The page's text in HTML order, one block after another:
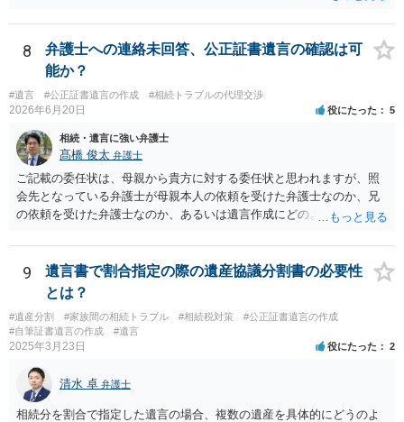
いと思います。
8
弁護士への連絡未回答、公正証書遺言の確認は可
能か？
#遺言 #公正証書遺言の作成 #相続トラブルの代理交渉
2026年6月20日 役にたった 5
相続・遺言に強い弁護士
髙橋 俊太 弁護士
ご記載の委任状は、母親から貴方に対する委任状と思われますが、照
会先となっている弁護士が母親本人の依頼を受けた弁護士なのか、兄
の依頼を受けた弁護士なのか、あるいは遺言作成にどのような立場で
と思われます。 仮に、その弁護士が母親本人から依頼を受けているの
であれば、母親本人に対する報告義務が問題となります。母親が貴方
に一任する旨を明確に伝えており、委任状の内容にも、弁護士との連
絡、進捗確認、公正証書遺言の作成有無や控えの確認等が含まれてい
るのであれば、貴方から進捗状況等の説明を求める余地はあります。
他方で、その弁護士が兄の依頼を受けた弁護士である場合には、兄の
況を報告する義務があるとは限りません。また、親族間で利害対立が
ある可能性がある場合、守秘義務や本人意思確認の観点から、委任状
があるとしても直ちに内容を開示しないこともあり得ます。 公正証書
9
遺言書で割合指定の際の遺産協議分割書の必要性
とは？
#遺産分割 #家族間の相続トラブル #相続税対策
#公正証書遺言の作成
#自筆証書遺言の作成
#遺言
2025年3月23日 役にたった 2
清水 卓 弁護士
相続分を割合で指定した遺言の場合、複数の遺産を具体的にどうのよ